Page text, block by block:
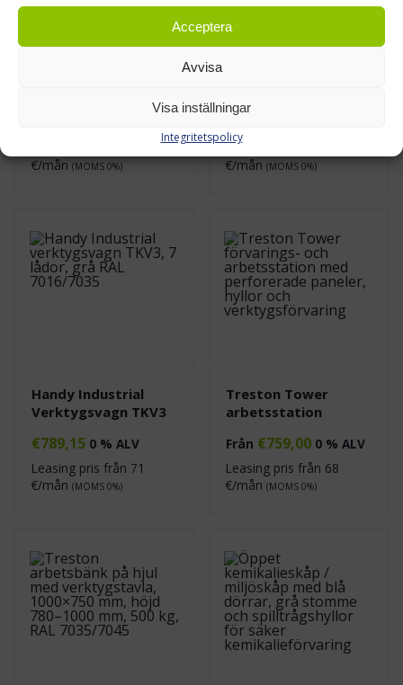
Acceptera
Avvisa
Visa inställningar
Integritetspolicy
€/mån (MOMS 0%)
Leasing pris från
€/mån (MOMS 0%)
Handy Industrial
Verktygsvagn TKV3
€789,15 0 % ALV
Leasing pris från 71
€/mån (MOMS 0%)
Treston Tower
arbetsstation
Från €759,00 0 % ALV
Leasing pris från 68
€/mån (MOMS 0%)